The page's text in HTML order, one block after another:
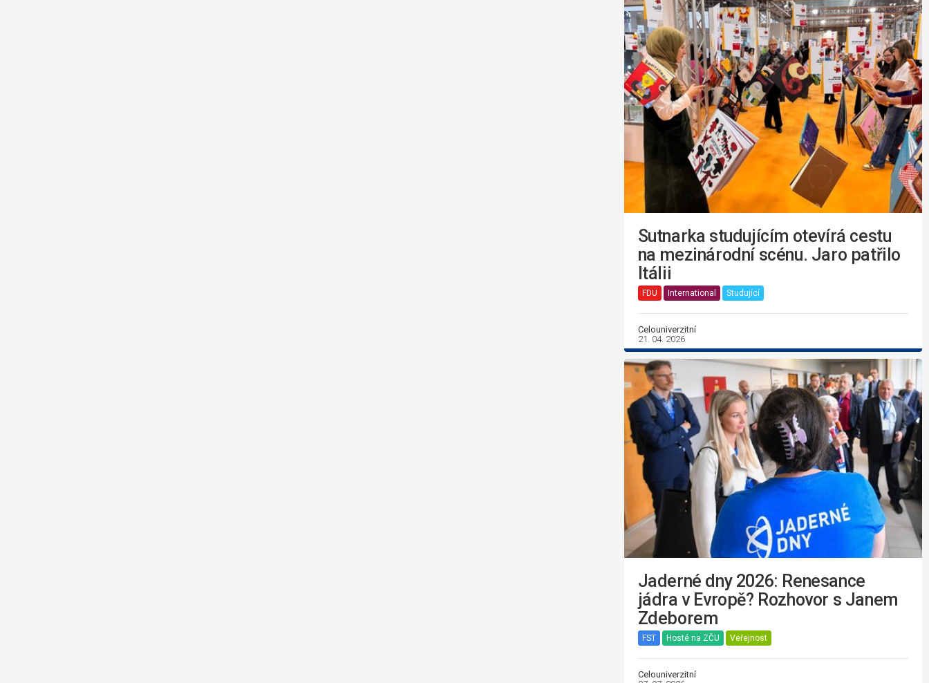
Sutnarka studujícím otevírá cestu
na mezinárodní scénu. Jaro patřilo
Itálii
FDU International Studující
Celouniverzitní
21. 04. 2026
Jaderné dny 2026: Renesance
jádra v Evropě? Rozhovor s Janem
Zdeborem
FST Hosté na ZČU Veřejnost
Celouniverzitní